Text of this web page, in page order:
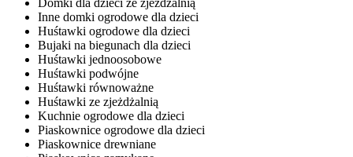
Domki dla dzieci ze zjeżdżalnią
Inne domki ogrodowe dla dzieci
Huśtawki ogrodowe dla dzieci
Bujaki na biegunach dla dzieci
Huśtawki jednoosobowe
Huśtawki podwójne
Huśtawki równoważne
Huśtawki ze zjeżdżalnią
Kuchnie ogrodowe dla dzieci
Piaskownice ogrodowe dla dzieci
Piaskownice drewniane